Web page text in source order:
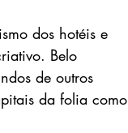
dos hotéis e
Belo
de outros
da folia como